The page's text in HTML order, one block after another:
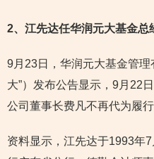
2、江先达任华润元大基金
9月23日，华润元大基金管理
大”）发布公告显示，9月22
公司董事长费凡不再代为履
资料显示，江先达于1993年